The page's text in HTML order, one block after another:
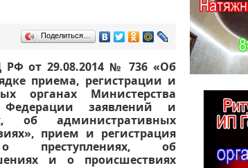
Поделиться…
РФ от 29.08.2014 № 736 «Об
приема, регистрации и
органах Министерства
Федерации заявлений и
об административных
прием и регистрация
преступлениях, об
и о происшествиях